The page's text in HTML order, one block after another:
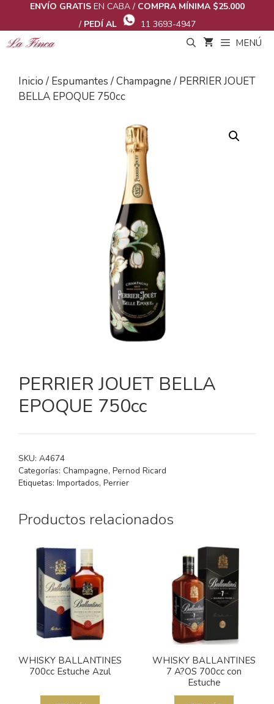
contenido
ENVÍO GRATIS EN CABA / COMPRA MÍNIMA $25.000
/ PEDÍ AL 11 3693-4947
MENÚ
Inicio/ Espumantes/Champagne/ PERRIER JOUET
BELLA EPOQUE 750cc
PERRIER JOUET BELLA
EPOQUE 750cc
SKU: A4674
Categorías: Champagne, Pernod Ricard
Etiquetas: Importados, Perrier
Productos relacionados
WHISKY BALLANTINES
700cc Estuche Azul
WHISKY BALLANTINES
7 A?OS 700cc con
Estuche